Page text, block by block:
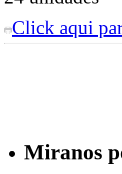
Click aqui
Miranos